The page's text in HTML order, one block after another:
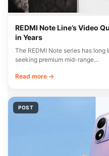
REDMI Note Line’s Video
in Years
The REDMI Note series has
seeking premium mid-range…
Read more →
POST